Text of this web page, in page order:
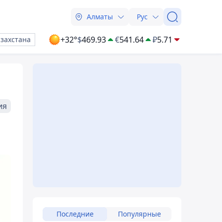
Алматы Рус
+32°$469.93 €541.64 ₽5.71
Последние Популярные